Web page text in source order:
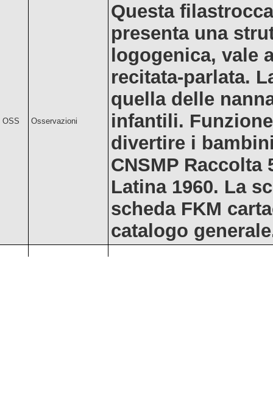
OSS Osservazioni
Questa
presenta una
logogenica, vale
recitata-parlata.
quella delle
infantili.
divertire i
CNSMP
Latina 1960. La
scheda FKM
catalogo